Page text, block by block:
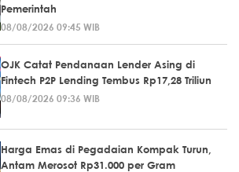
Pemerintah
08/08/2026 09:45 WIB
OJK Catat Pendanaan Lender Asing di
Fintech P2P Lending Tembus Rp17,28 Triliun
08/08/2026 09:36 WIB
Harga Emas di Pegadaian Kompak Turun,
Antam Merosot Rp31.000 per Gram